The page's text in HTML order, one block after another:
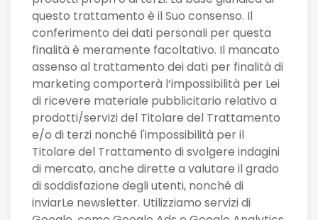
questo trattamento è il Suo consenso. Il
conferimento dei dati personali per questa
finalità è meramente facoltativo. Il mancato
assenso al trattamento dei dati per finalità di
marketing comporterà l’impossibilità per Lei
di ricevere materiale pubblicitario relativo a
prodotti/servizi del Titolare del Trattamento
e/o di terzi nonché l'impossibilità per il
Titolare del Trattamento di svolgere indagini
di mercato, anche dirette a valutare il grado
di soddisfazione degli utenti, nonché di
inviarLe newsletter. Utilizziamo servizi di